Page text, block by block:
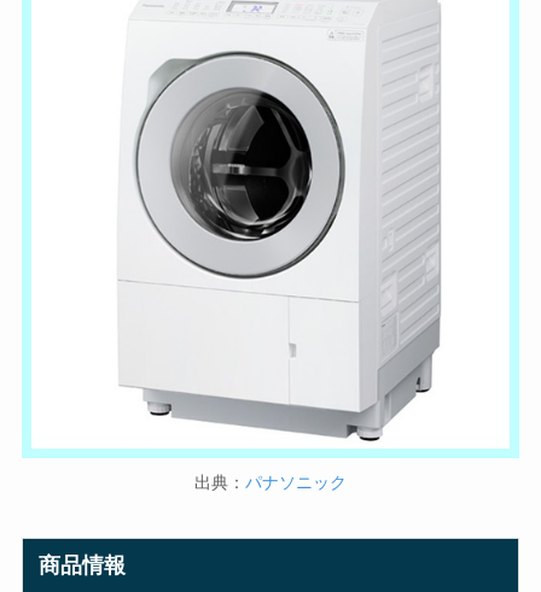
出典： パナソニック
商品情報